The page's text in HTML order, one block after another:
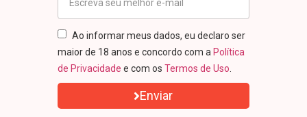
Ao informar meus dados, eu declaro ser
maior de 18 anos e concordo com a Política
de Privacidade e com os Termos de Uso
Enviar